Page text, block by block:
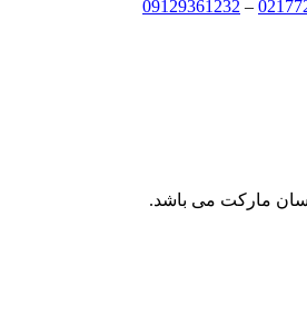
–
09129361232
مارکت می باشد.